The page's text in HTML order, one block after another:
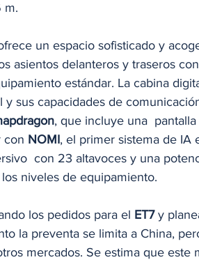
m.
un espacio sofisticado y
asientos delanteros y traseros
estándar. La cabina
y sus capacidades de
, que incluye una
con NOMI, el primer sistema de IA
con 23 altavoces y una
niveles de equipamiento.
los pedidos para el ET7 y
la preventa se limita a China,
mercados. Se estima que